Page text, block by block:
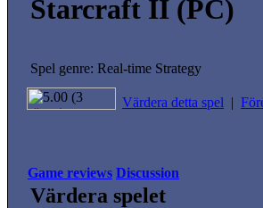
Starcraft II (PC)
Spel genre: Real-time Strategy
Värdera detta spel |
Game reviews Discussion
Värdera spelet